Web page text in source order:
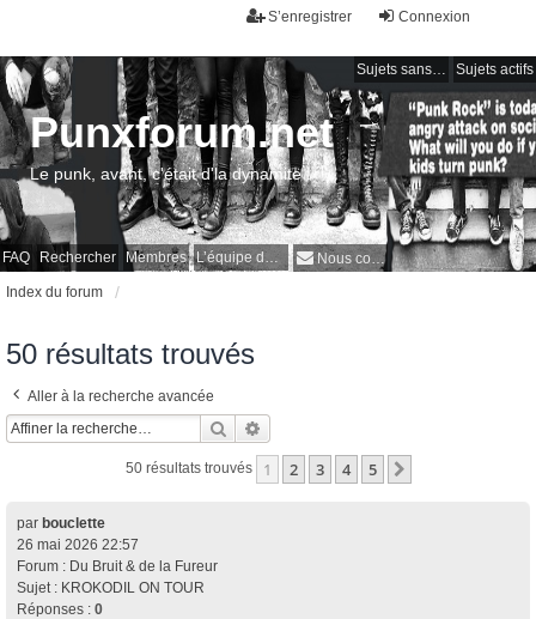
Connexion
S’enregistrer
Sujets sans réponse Sujets actifs
FAQ Rechercher Membres L’équipe du forum Nous contacter
Punxforum.net
Le punk, avant, c'était d'la dynamite !
Index du forum
50 résultats trouvés
Aller à la recherche avancée
Rechercher
50 résultats trouvés 1 2 3 4 5
par bouclette
26 mai 2026 22:57
Forum : Du Bruit & de la Fureur
Sujet : KROKODIL ON TOUR
Réponses : 0